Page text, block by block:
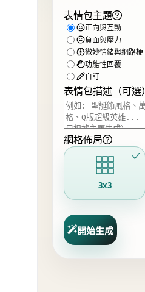
表情包主題
正向與互動
負面與壓力
微妙情緒與網路梗
功能性回覆
自訂
表情包描述（可選）
網格佈局
3x3
開始生成